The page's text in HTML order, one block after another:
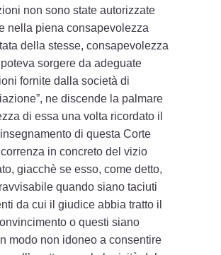
non sono state autorizzate
nella piena consapevolezza
della stesse, consapevolezza
sorgere da adeguate
fornite dalla società di
ne discende la palmare
di essa una volta ricordato il
di questa Corte
in concreto del vizio
giacchè se esso, come detto,
quando siano taciuti
da cui il giudice abbia tratto il
o questi siano
modo non idoneo a consentire